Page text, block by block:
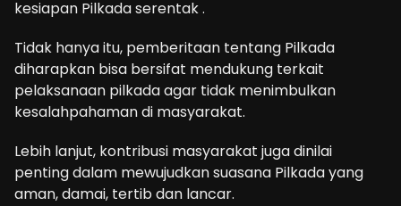
kesiapan Pilkada serentak .
Tidak hanya itu, pemberitaan tentang Pilkada
diharapkan bisa bersifat mendukung terkait
pelaksanaan pilkada agar tidak menimbulkan
kesalahpahaman di masyarakat.
Lebih lanjut, kontribusi masyarakat juga dinilai
penting dalam mewujudkan suasana Pilkada yang
aman, damai, tertib dan lancar.